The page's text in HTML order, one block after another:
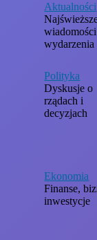
Aktualności
wydarzenia
Polityka
Dyskusje o
rządach i
decyzjach
Ekonomia
Finanse,
inwestycje